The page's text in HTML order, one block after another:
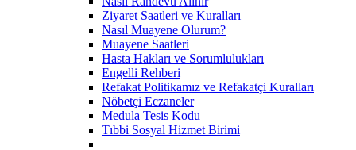
Ziyaret Saatleri ve Kuralları
Nasıl Muayene Olurum?
Muayene Saatleri
Hasta Hakları ve Sorumlulukları
Engelli Rehberi
Refakat Politikamız ve Refakatçi Kuralları
Nöbetçi Eczaneler
Medula Tesis Kodu
Tıbbi Sosyal Hizmet Birimi